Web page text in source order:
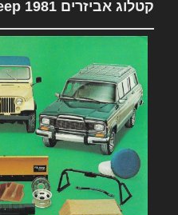
קטלוג אביזרים 1981 Jeep